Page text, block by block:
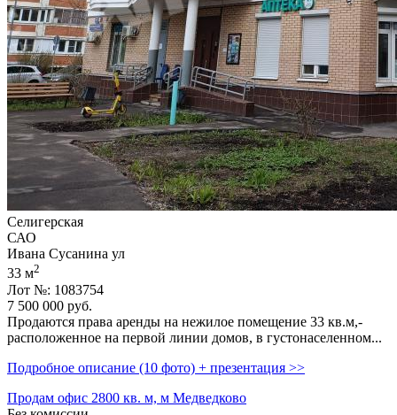
Селигерская
САО
Ивана Сусанина ул
33 м2
Лот №: 1083754
7 500 000 руб.
Продаются права аренды на нежилое помещение 33 кв.м,­
расположенное на первой линии домов,­ в густонаселенном...
Подробное описание (10 фото) + презентация >>
Продам офис 2800 кв. м, м Медведково